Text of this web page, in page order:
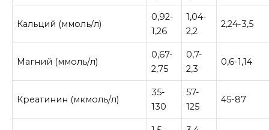
Кальций (ммоль/л)
0,92-
1,26
1,04-
2,2
2,24-3,5
Магний (ммоль/л)
0,67-
2,75
0,7-
2,3
0,6-1,14
Креатинин (мкмоль/л)
35-
130
57-
125
45-87